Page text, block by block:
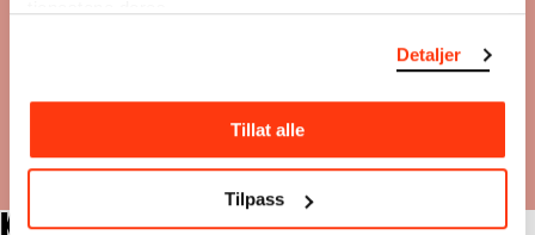
Detaljer
Tillat alle
Tilpass
Cox
KUNSTNERSAMTALE